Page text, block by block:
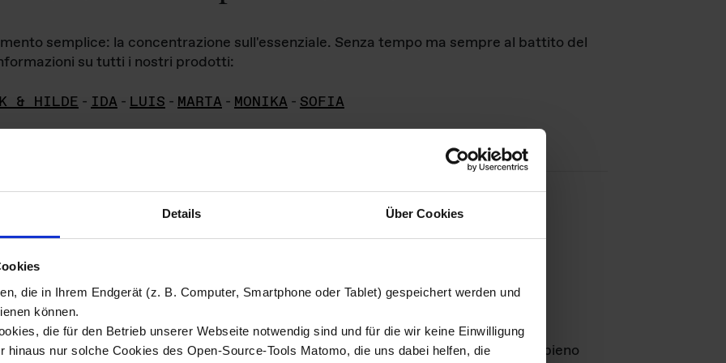
Details Über Cookies
die in Ihrem Endgerät (z. B. Computer, Smartphone oder Tablet) gespeichert werden und
können.
die für den Betrieb unserer Webseite notwendig sind und für die wir keine Einwilligung
hinaus nur solche Cookies des Open-Source-Tools Matomo, die uns dabei helfen, die
semplice: la concentrazione sull'essenziale. Senza tempo ma sempre al battito del
su tutti i nostri prodotti:
& HILDE - IDA - LUIS - MARTA - MONIKA - SOFIA
di immagini
materiale fotografico sono detenuti daDas ganze LebenGmbH e rimangono in pieno